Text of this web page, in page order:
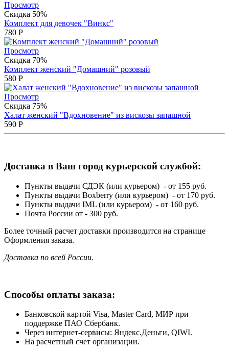
Просмотр
Скидка 50%
Комплект для девочек "Винкс"
780 Р
Просмотр
Скидка 70%
Комплект женский "Домашний" розовый
580 Р
Просмотр
Скидка 75%
Халат женский "Вдохновение" из вискозы запашной
590 Р
Доставка в Ваш город курьерской службой:
Пункты выдачи СДЭК (или курьером) - от 155 руб.
Пункты выдачи Boxberry (или курьером) - от 170 руб.
Пункты выдачи IML (или курьером) - от 160 руб.
Почта России от - 300 руб.
Более точный расчет доставки производится на странице
Оформления заказа.
Доставка по всей России.
Способы оплаты заказа:
Банковской картой Visa, Master Card, МИР при
поддержке ПАО Сбербанк.
Через интернет-сервисы: Яндекс.Деньги, QIWI.
На расчетный счет организации.